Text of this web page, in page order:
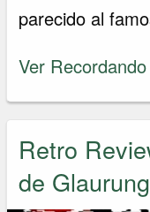
parecido al
Ver Recordando
Retro
de Glaurung